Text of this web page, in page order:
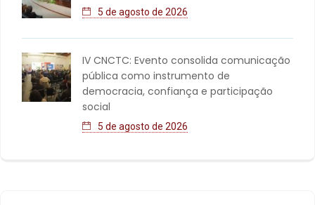
5 de agosto de 2026
IV CNCTC: Evento consolida comunicação
pública como instrumento de
democracia, confiança e participação
social
5 de agosto de 2026